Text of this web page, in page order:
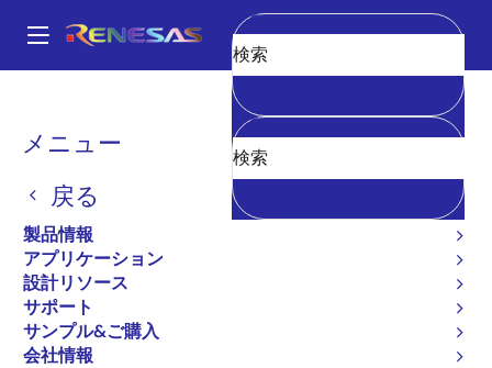
ン
Main
navigation
メニュー
戻る
製品情報
アプリケーション
設計リソース
サポート
サンプル&ご購入
会社情報
消去
パ
く
ず
H8S/2329
D12322RVF25IV
廃止品
汎用システム制御用マイクロコントローラ
H8S/2329グループハードウェアマニュアル
H8S/2329 に関するすべての情報